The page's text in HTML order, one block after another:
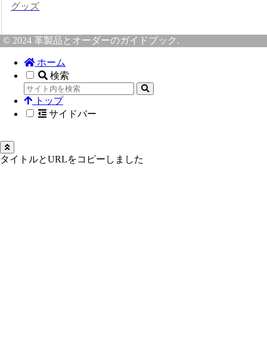
グッズ
© 2024 革製品とオーダーのガイドブック.
ホーム
検索
トップ
サイドバー
タイトルとURLをコピーしました